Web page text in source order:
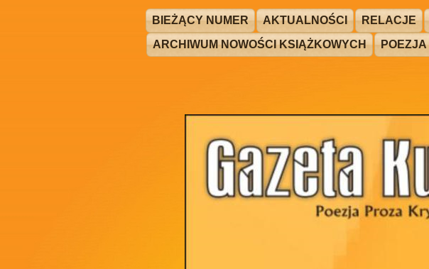
BIEŻĄCY NUMER AKTUALNOŚCI RELACJE
ARCHIWUM NOWOŚCI KSIĄŻKOWYCH
POEZJA